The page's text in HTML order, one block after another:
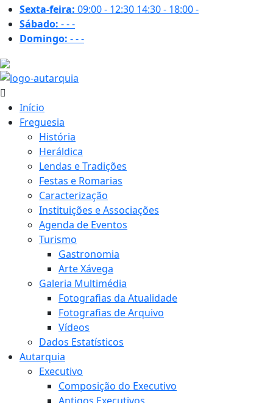
Sexta-feira: 09:00 - 12:30 14:30 - 18:00-
Sábado: ---
Domingo: ---
Início
Freguesia
História
Heráldica
Lendas e Tradições
Festas e Romarias
Caracterização
Instituições e Associações
Agenda de Eventos
Turismo
Gastronomia
Arte Xávega
Galeria Multimédia
Fotografias da Atualidade
Fotografias de Arquivo
Vídeos
Dados Estatísticos
Autarquia
Executivo
Composição do Executivo